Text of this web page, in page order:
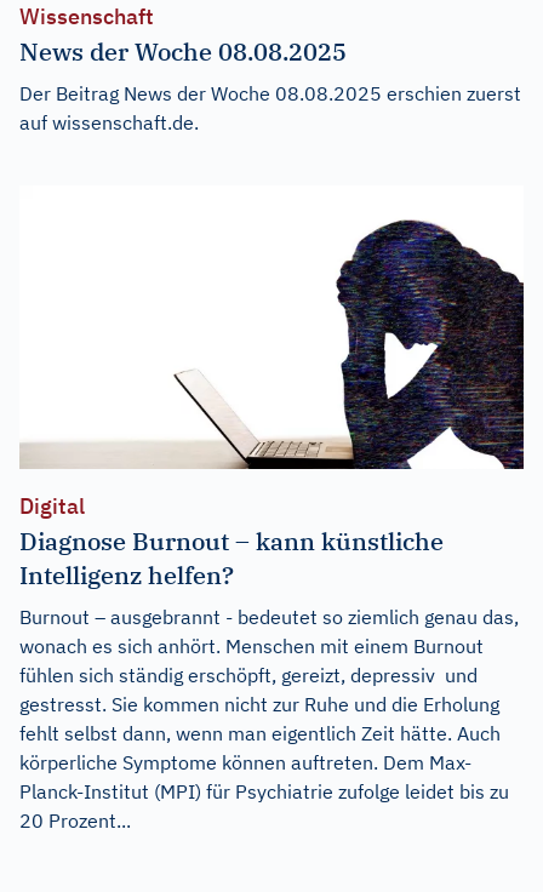
Wissenschaft
News der Woche 08.08.2025
Der Beitrag News der Woche 08.08.2025 erschien zuerst
auf wissenschaft.de.
Digital
Diagnose Burnout – kann künstliche
Intelligenz helfen?
Burnout – ausgebrannt - bedeutet so ziemlich genau das,
wonach es sich anhört. Menschen mit einem Burnout
fühlen sich ständig erschöpft, gereizt, depressiv und
gestresst. Sie kommen nicht zur Ruhe und die Erholung
fehlt selbst dann, wenn man eigentlich Zeit hätte. Auch
körperliche Symptome können auftreten. Dem Max-
Planck-Institut (MPI) für Psychiatrie zufolge leidet bis zu
20 Prozent...